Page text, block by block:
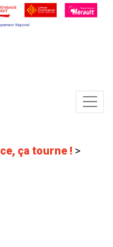
ça tourne ! >